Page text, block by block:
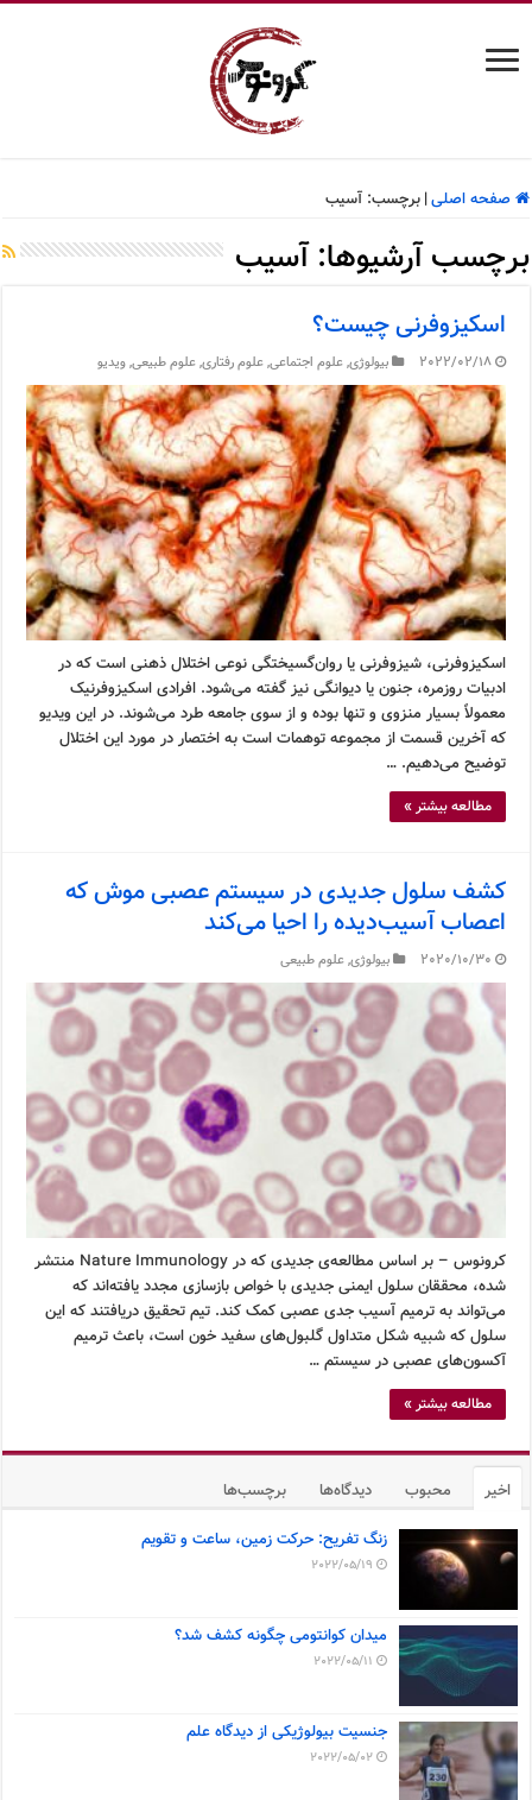
صفحه اصلی| برچسب:آسیب
برچسب آرشیوها:آسیب
اسکیزوفرنی چیست؟
2022/02/18 بیولوژی,علوم اجتماعی,علوم رفتاری,علوم طبیعی,ویدیو
اسکیزوفرنی، شیزوفرنی یا روان‌گسیختگی نوعی اختلال ذهنی است که در
ادبیات روزمره، جنون یا دیوانگی نیز گفته می‌شود. افرادی اسکیزوفرنیک
معمولاً بسیار منزوی و تنها بوده و از سوی جامعه طرد می‌شوند. در این ویدیو
که آخرین قسمت از مجموعه توهمات است به اختصار در مورد این اختلال
توضیح می‌دهیم. …
مطالعه بیشتر »
کشف سلول جدیدی در سیستم عصبی موش که
اعصاب آسیب‌دیده را احیا می‌کند
2020/10/30 بیولوژی,علوم طبیعی
کرونوس – بر اساس مطالعه‌ی جدیدی که در Nature Immunology منتشر
شده، محققان سلول ایمنی جدیدی با خواص بازسازی مجدد یافته‌اند که
می‌تواند به ترمیم آسیب جدی عصبی کمک کند. تیم تحقیق دریافتند که این
سلول که شبیه شکل متداول گلبول‌های سفید خون است، باعث ترمیم
آکسون‌های عصبی در سیستم …
مطالعه بیشتر »
اخیر محبوب دیدگاه‌ها برچسب‌ها
زنگ تفریح: حرکت زمین، ساعت و تقویم
2022/05/19
میدان کوانتومی چگونه کشف شد؟
2022/05/11
جنسیت بیولوژیکی از دیدگاه علم
2022/05/02